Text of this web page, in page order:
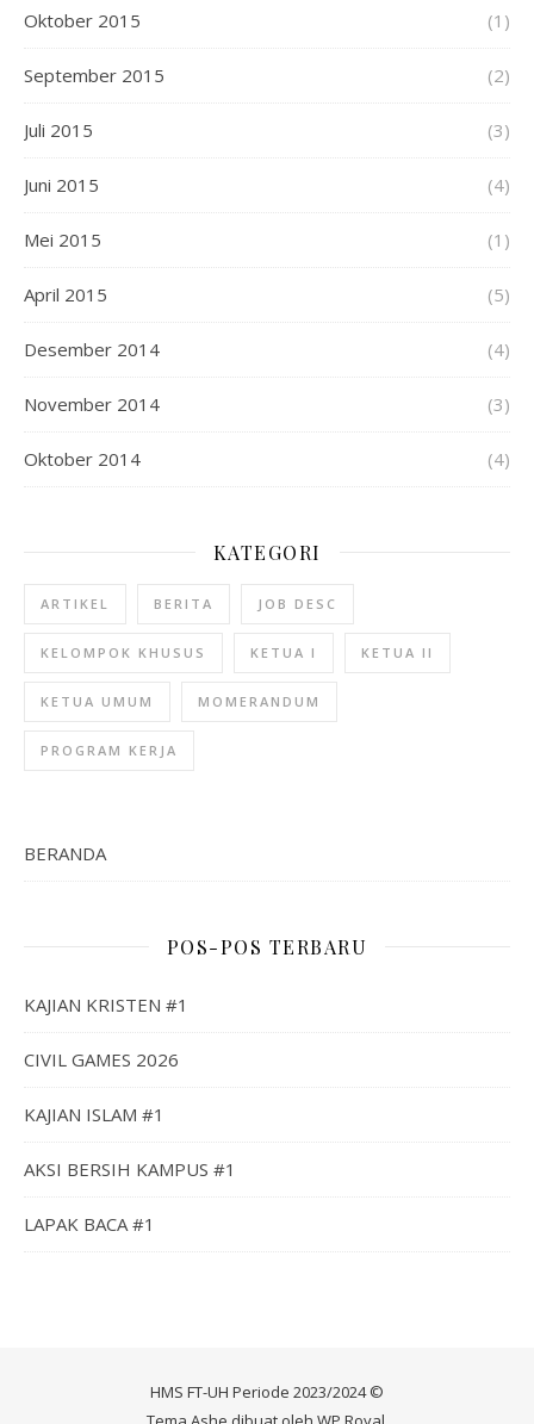
Oktober 2015 (1)
September 2015 (2)
Juli 2015 (3)
Juni 2015 (4)
Mei 2015 (1)
April 2015 (5)
Desember 2014 (4)
November 2014 (3)
Oktober 2014 (4)
KATEGORI
ARTIKEL BERITA JOB DESC
KELOMPOK KHUSUS KETUA I KETUA II
KETUA UMUM MOMERANDUM
PROGRAM KERJA
BERANDA
POS-POS TERBARU
KAJIAN KRISTEN #1
CIVIL GAMES 2026
KAJIAN ISLAM #1
AKSI BERSIH KAMPUS #1
LAPAK BACA #1
HMS FT-UH Periode 2023/2024 ©